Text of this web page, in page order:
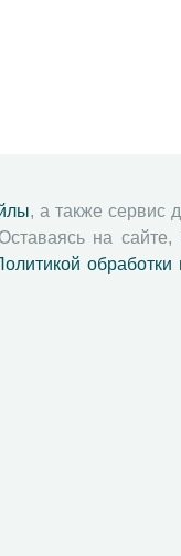
, а также сервис
на